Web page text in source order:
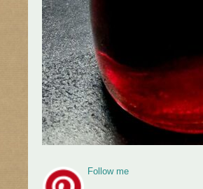
Follow me